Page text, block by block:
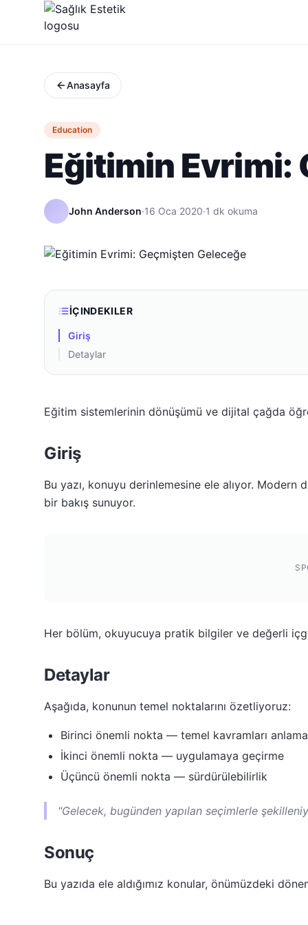
Anasayfa
Education
Eğitimin Evrimi:
John Anderson·16 Oca 2020·1 dk okuma
İÇINDEKILER
Giriş
Detaylar
Eğitim sistemlerinin dönüşümü ve dijital çağda
Giriş
Bu yazı, konuyu derinlemesine ele alıyor. Modern
bir bakış sunuyor.
Her bölüm, okuyucuya pratik bilgiler ve değerli
Detaylar
Aşağıda, konunun temel noktalarını özetliyoruz:
Birinci önemli nokta — temel kavramları anlama
İkinci önemli nokta — uygulamaya geçirme
Üçüncü önemli nokta — sürdürülebilirlik
"Gelecek, bugünden yapılan seçimlerle
Sonuç
Bu yazıda ele aldığımız konular, önümüzdeki